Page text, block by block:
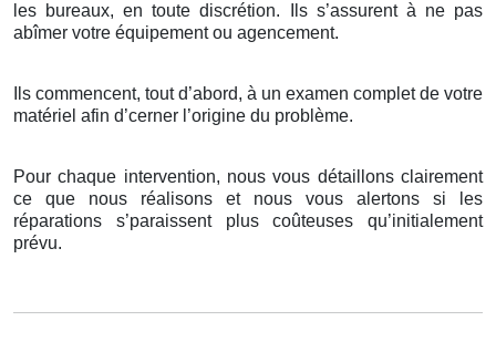
les bureaux, en toute discrétion. Ils s’assurent à ne pas
abîmer votre équipement ou agencement.
Ils commencent, tout d’abord, à un examen complet de votre
matériel afin d’cerner l’origine du problème.
Pour chaque intervention, nous vous détaillons clairement
ce que nous réalisons et nous vous alertons si les
réparations s’paraissent plus coûteuses qu’initialement
prévu.